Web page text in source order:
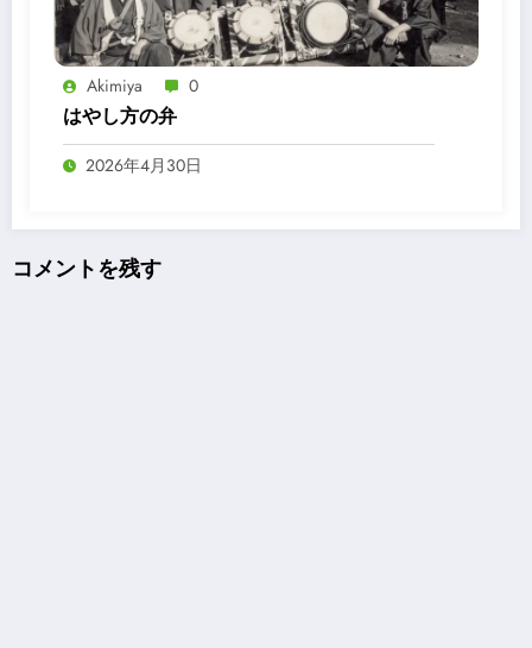
Akimiya 0
はやし方の弁
2026年4月30日
コメントを残す